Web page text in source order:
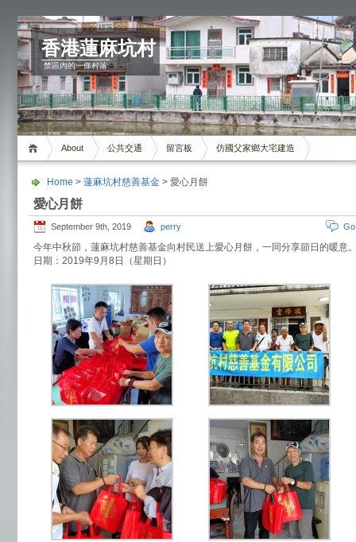
香港蓮麻坑村
禁區內的一條村落
About 公共交通 留言板 仿國父家鄉大宅建造
Home > 蓮麻坑村慈善基金 > 愛心月餅
愛心月餅
September 9th, 2019 perry
今年中秋節，蓮麻坑村慈善基金向村民送上愛心月餅，一同分享節日的暖意
日期：2019年9月8日（星期日）